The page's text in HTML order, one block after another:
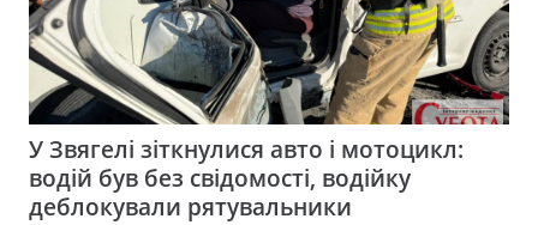
У Звягелі зіткнулися авто і мотоцикл:
водій був без свідомості, водійку
деблокували рятувальники